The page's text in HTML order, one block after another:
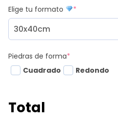
Elige tu formato *
Piedras de forma*
Cuadrado
Redondo
Total